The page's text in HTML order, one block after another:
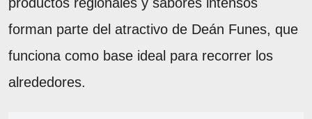
forman parte del atractivo de Deán Funes, que
funciona como base ideal para recorrer los
alrededores.